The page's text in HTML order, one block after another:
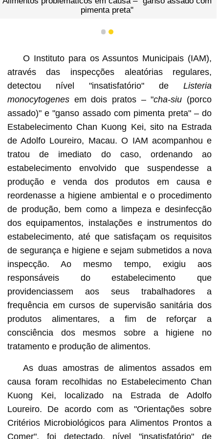
pimenta preta"
1 2
O Instituto para os Assuntos Municipais (IAM),
através das inspecções aleatórias regulares,
detectou nível "insatisfatório" deListeria
monocytogenesem dois pratos – "cha-siu (porco
assado)" e "ganso assado com pimenta preta" – do
Estabelecimento Chan Kuong Kei, sito na Estrada
de Adolfo Loureiro, Macau. O IAM acompanhou e
tratou de imediato do caso, ordenando ao
estabelecimento envolvido que suspendesse a
produção e venda dos produtos em causa e
reordenasse a higiene ambiental e o procedimento
de produção, bem como a limpeza e desinfecção
dos equipamentos, instalações e instrumentos do
estabelecimento, até que satisfaçam os requisitos
de segurança e higiene e sejam submetidos a nova
inspecção. Ao mesmo tempo, exigiu aos
responsáveis do estabelecimento que
providenciassem aos seus trabalhadores a
frequência em cursos de supervisão sanitária dos
produtos alimentares, a fim de reforçar a
consciência dos mesmos sobre a higiene no
tratamento e produção de alimentos.
As duas amostras de alimentos assados em
causa foram recolhidas no Estabelecimento Chan
Kuong Kei, localizado na Estrada de Adolfo
Loureiro. De acordo com as "Orientações sobre
Critérios Microbiológicos para Alimentos Prontos a
Comer", foi detectado, nível "insatisfatório" de